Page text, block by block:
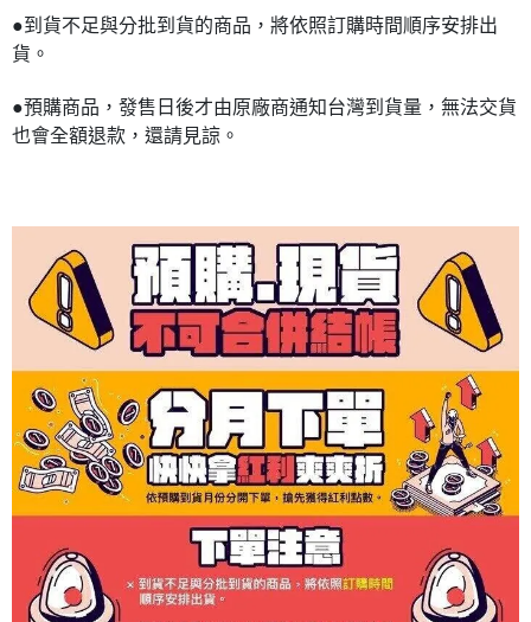
●到貨不足與分批到貨的商品，將依照訂購時間順序安排出
貨。
●預購商品，發售日後才由原廠商通知台灣到貨量，無法交貨
也會全額退款，還請見諒。